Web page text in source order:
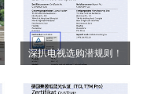
人生百态
深扒电视选购潜规则！